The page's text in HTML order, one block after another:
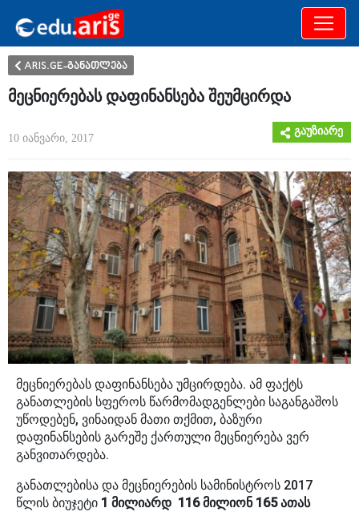
განათლება
ARIS.GE-განათლება
მეცნიერებას დაფინანსება შეუმცირდა
10 იანვარი, 2017
გაუზიარე
მეცნიერებას დაფინანსება უმცირდება. ამ ფაქტს
განათლების სფეროს წარმომადგენლები საგანგაშოს
უწოდებენ, ვინაიდან მათი თქმით, ბაზური
დაფინანსების გარეშე ქართული მეცნიერება ვერ
განვითარდება.
განათლებისა და მეცნიერების სამინისტროს 2017
წლის ბიუჯეტი 1 მილიარდ 116 მილიონ 165 ათას